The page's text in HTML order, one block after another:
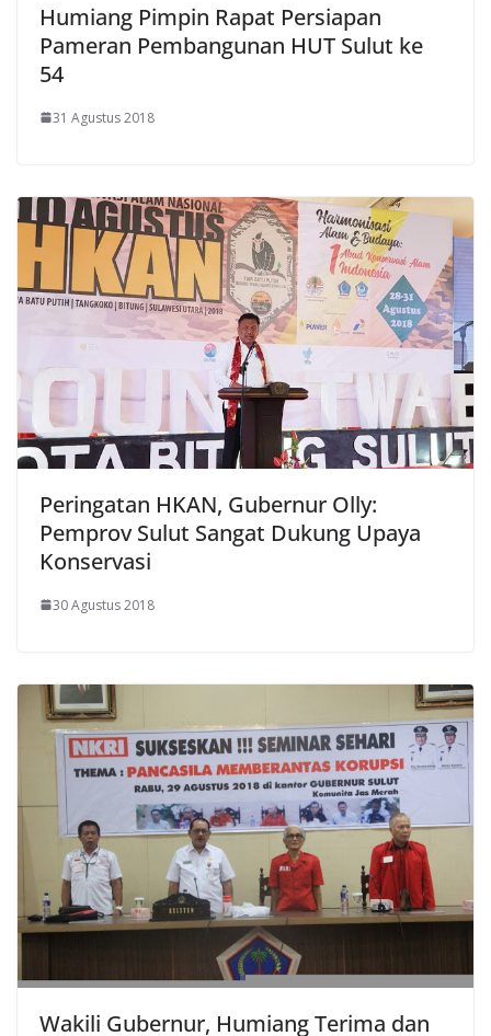
Humiang Pimpin Rapat Persiapan
Pameran Pembangunan HUT Sulut ke
54
31 Agustus 2018
Peringatan HKAN, Gubernur Olly:
Pemprov Sulut Sangat Dukung Upaya
Konservasi
30 Agustus 2018
Wakili Gubernur, Humiang Terima dan